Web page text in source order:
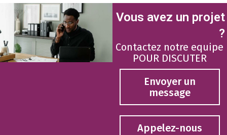
Vous avez un projet
?
Contactez notre equipe
POUR DISCUTER
Envoyer un
message
Appelez-nous